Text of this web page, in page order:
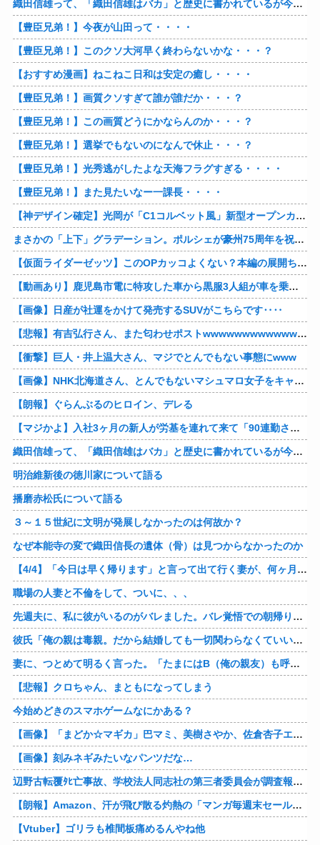
織田信雄って、「織田信雄はバカ」と歴史に書かれているが今まで家が残っているんでバカではないよな？
【豊臣兄弟！】今夜が山田って・・・・
【豊臣兄弟！】このクソ大河早く終わらないかな・・・？
【おすすめ漫画】ねこねこ日和は安定の癒し・・・・
【豊臣兄弟！】画質クソすぎて誰が誰だか・・・？
【豊臣兄弟！】この画質どうにかならんのか・・・？
【豊臣兄弟！】選挙でもないのになんで休止・・・？
【豊臣兄弟！】光秀逃がしたよな天海フラグすぎる・・・・
【豊臣兄弟！】また見たいなー一課長・・・・
【神デザイン確定】光岡が「C1コルベット風」新型オープンカーの最新ティーザー画像を公開、マツダ・ロードスターの信頼性にレトロな外観がドッキング
まさかの「上下」グラデーション。ポルシェが豪州75周年を祝う特別モデル「911 Turbo S Land Down Under」を発表、1951年の「見果てぬ夢」が内外装に再現
【仮面ライダーゼッツ】このOPカッコよくない？本編の展開ちゃんと反映してて完成度高いし
【動画あり】鹿児島市電に特攻した車から黒服3人組が車を乗り捨てて逃走
【画像】日産が社運をかけて発売するSUVがこちらです‥‥
【悲報】有吉弘行さん、また匂わせポストwwwwwwwwwwwwwwww
【衝撃】巨人・井上温大さん、マジでとんでもない事態にwww
【画像】NHK北海道さん、とんでもないマシュマロ女子をキャスターに起用してしまうwwwwwwww
【朗報】ぐらんぶるのヒロイン、デレる
【マジかよ】入社3ヶ月の新人が労基を連れて来て「90連勤させられました」「労働基準法違反です」→俺「彼は30連休中ですが?」
織田信雄って、「織田信雄はバカ」と歴史に書かれているが今まで家が残っているんでバカではないよな？
明治維新後の徳川家について語る
播磨赤松氏について語る
３～１５世紀に文明が発展しなかったのは何故か？
なぜ本能寺の変で織田信長の遺体（骨）は見つからなかったのか
【4/4】「今日は早く帰ります」と言って出て行く妻が、何ヶ月ぶりだろう、見送る私に振り返って手を振っている。罪のなせる気持ちの表れなのか。今日の午後調査員から連絡が入る…
職場の人妻と不倫をして、ついに、、、
先週夫に、私に彼がいるのがバレました。バレ覚悟での朝帰りでしたが・・・ 私は意志を持って彼に抱かれました。その時にはもう結婚生活を終わりにする覚悟が出来ていました。
彼氏「俺の親は毒親。だから結婚しても一切関わらなくていい」私「うん」彼氏「そのかわり俺もお前の親と一切関わらない。結婚の挨拶にも行かない」私「えっ」
妻に、つとめて明るく言った。「たまにはB（俺の親友）も呼んで家で鍋でもしようか。」妻は箸を持つ手をブルブル震わせながら「何でBさんなの？」と。お前の浮気相手だからだよ！！
【悲報】クロちゃん、まともになってしまう
今始めどきのスマホゲームなにかある？
【画像】「まどか☆マギカ」巴マミ、美樹さやか、佐倉杏子エロすぎ放課後えんこーハメ撮りどぴゅどぴゅエチエチが最高すぎる❣
【画像】刻みネギみたいなパンツだな…
辺野古転覆ﾀﾋ亡事故、学校法人同志社の第三者委員会が調査報告書を公表 … 安全配慮義務違反や安全管理に関する検証を妨げた組織風土の存在を指摘
【朗報】Amazon、汗が飛び散る灼熱の「マンガ毎週末セール（50%還元）」を開催！他
【Vtuber】ゴリラも椎間板痛めるんやね他